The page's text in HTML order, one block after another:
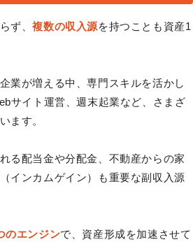
ず、複数の収入源を持つことも資産1
業が増える中、専門スキルを活かし
サイト運営、週末起業など、さまざ
ます。
る配当金や分配金、不動産からの家
インカムゲイン）も重要な副収入源
のエンジンで、資産形成を加速させて